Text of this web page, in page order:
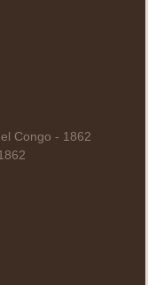
Congo - 1862